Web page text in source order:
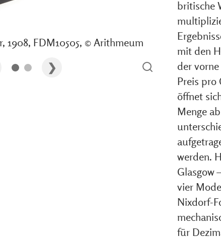
1908, FDM10505, © Arithmeum
britische
mit den
der
Preis pro
öffnet
Menge
werden.
Glasgow
vier
Nixdorf-
für